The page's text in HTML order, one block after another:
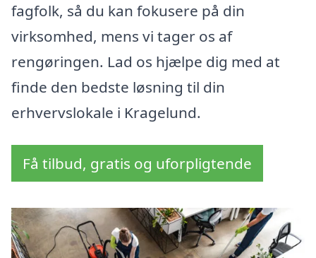
fagfolk, så du kan fokusere på din
virksomhed, mens vi tager os af
rengøringen. Lad os hjælpe dig med at
finde den bedste løsning til din
erhvervslokale i Kragelund.
Få tilbud, gratis og uforpligtende